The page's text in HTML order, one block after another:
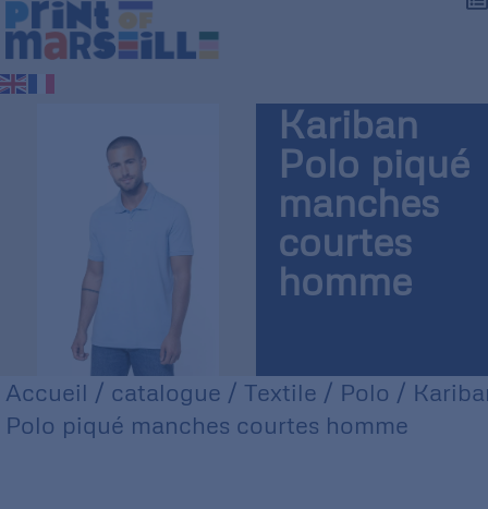
Kariban
Polo piqué
manches
courtes
homme
Accueil / catalogue / Textile / Polo /
Polo piqué manches courtes homme